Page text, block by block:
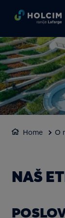
Home O
NAŠ